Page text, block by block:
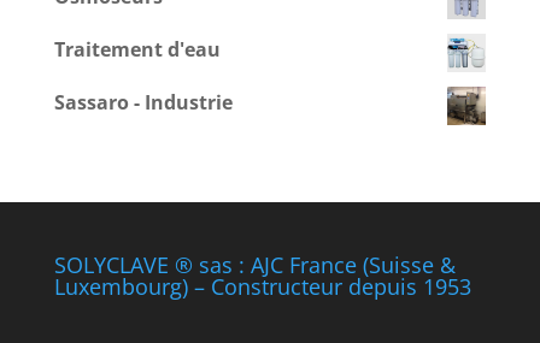
Traitement d'eau
Sassaro - Industrie
SOLYCLAVE ® sas : AJC France (Suisse &
Luxembourg) – Constructeur depuis 1953